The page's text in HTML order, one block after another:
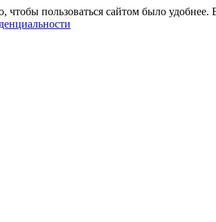
пользоваться сайтом было удобнее.